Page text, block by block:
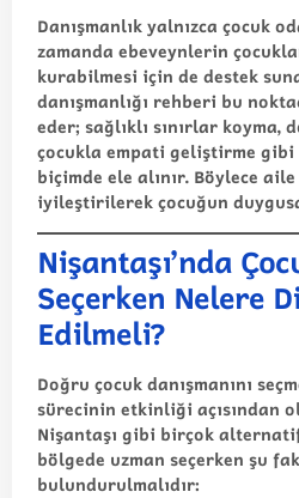
Danışmanlık yalnızca çocuk
zamanda ebeveynlerin
kurabilmesi için de destek
danışmanlığı rehberi bu
eder; sağlıklı sınırlar koyma,
çocukla empati geliştirme gibi
biçimde ele alınır. Böylece
iyileştirilerek çocuğun
Nişantaşı’nda
Seçerken Nelere
Edilmeli?
Doğru çocuk danışmanını
sürecinin etkinliği açısından
Nişantaşı gibi birçok
bölgede uzman seçerken şu
bulundurulmalıdır: